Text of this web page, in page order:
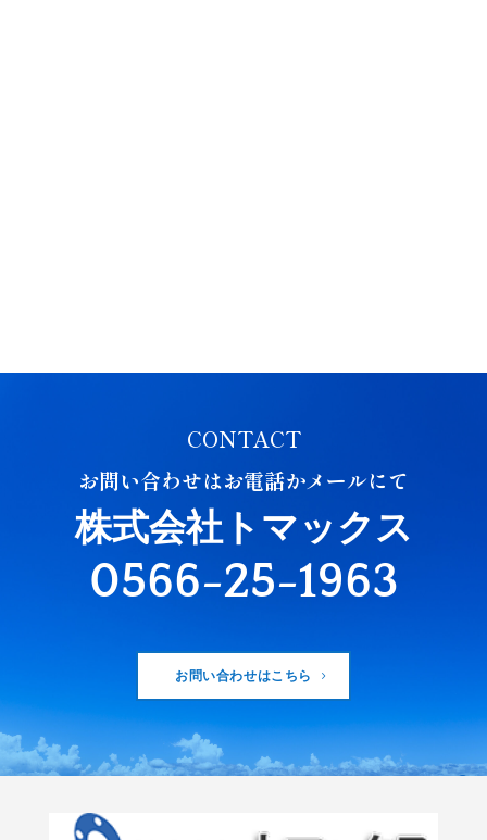
CONTACT
お問い合わせはお電話かメールにて
株式会社トマックス
0566-25-1963
お問い合わせはこちら